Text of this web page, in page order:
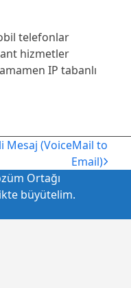
telefonlar
hizmetler
IP tabanlı
Mesaj (VoiceMail to
Email)
Ortağı
büyütelim.